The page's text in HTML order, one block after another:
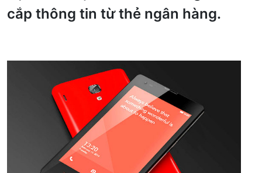
cắp thông tin từ thẻ ngân hàng.